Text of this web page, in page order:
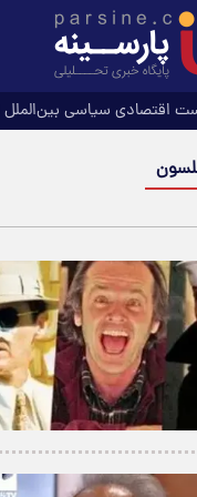
اقتصادی سیاسی بین‌الملل